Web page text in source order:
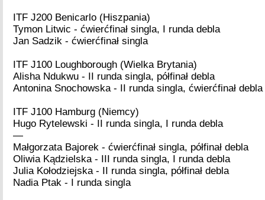
ITF J200 Benicarlo (Hiszpania)
Tymon Litwic - ćwierćfinał singla, I runda debla
Jan Sadzik - ćwierćfinał singla
ITF J100 Loughborough (Wielka Brytania)
Alisha Ndukwu - II runda singla, półfinał debla
Antonina Snochowska - II runda singla, ćwierćfinał debla
ITF J100 Hamburg (Niemcy)
Hugo Rytelewski - II runda singla, I runda debla
—
Małgorzata Bajorek - ćwierćfinał singla, półfinał debla
Oliwia Kądzielska - III runda singla, I runda debla
Julia Kołodziejska - II runda singla, półfinał debla
Nadia Ptak - I runda singla